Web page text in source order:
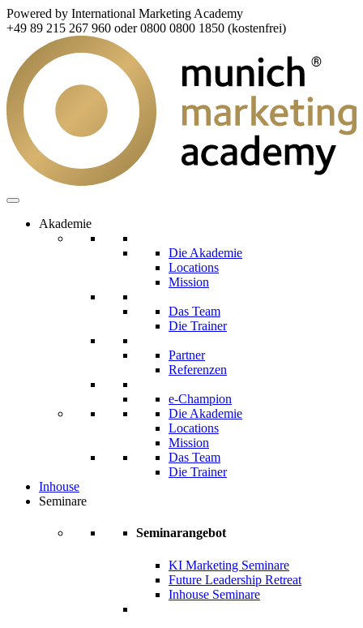
Powered by International Marketing Academy
+49 89 215 267 960 oder 0800 0800 1850 (kostenfrei)
Akademie
Die Akademie
Locations
Mission
Das Team
Die Trainer
Partner
Referenzen
e-Champion
Die Akademie
Locations
Mission
Das Team
Die Trainer
Inhouse
Seminare
Seminarangebot
KI Marketing Seminare
Future Leadership Retreat
Inhouse Seminare